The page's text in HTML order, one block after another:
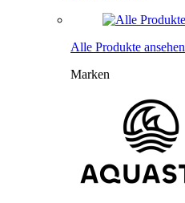
Alle Produkte ansehen
Marken